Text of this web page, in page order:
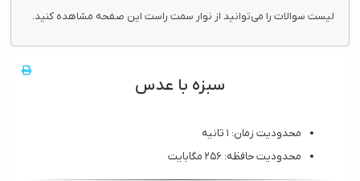
لیست سوالات را می‌توانید از نوار سمت راست این صفحه مشاهده کنید.
سبزه با عدس
محدودیت زمان: ۱ ثانیه
محدودیت حافظه: ۲۵۶ مگابایت